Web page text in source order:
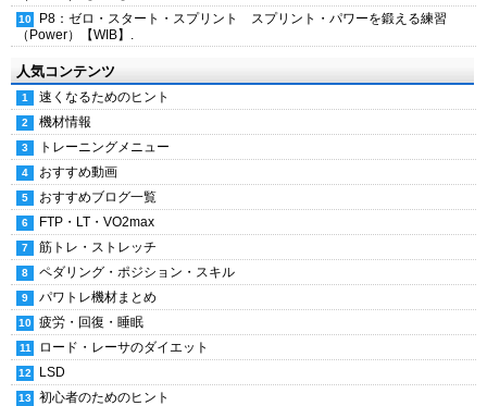
P8：ゼロ・スタート・スプリント スプリント・パワーを鍛える練習
（Power）【WIB】.
人気コンテンツ
速くなるためのヒント
機材情報
トレーニングメニュー
おすすめ動画
おすすめブログ一覧
FTP・LT・VO2max
筋トレ・ストレッチ
ペダリング・ポジション・スキル
パワトレ機材まとめ
疲労・回復・睡眠
ロード・レーサのダイエット
LSD
初心者のためのヒント